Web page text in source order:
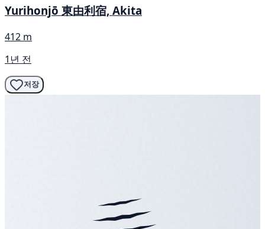
Yurihonjō 東由利宿, Akita
412 m
1년 전
저장